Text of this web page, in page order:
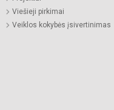
Viešieji pirkimai
Veiklos kokybės įsivertinimas